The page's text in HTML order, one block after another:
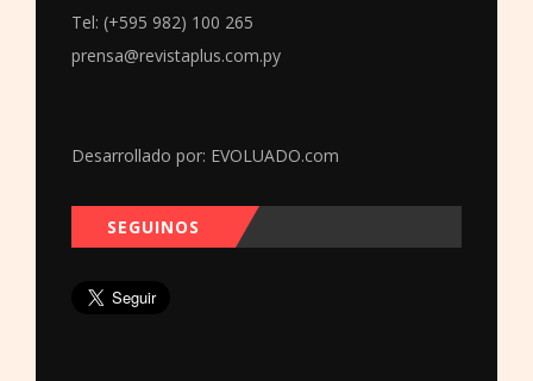
Tel: (+595 982) 100 265
prensa@revistaplus.com.py
Desarrollado por: EVOLUADO.com
SEGUINOS